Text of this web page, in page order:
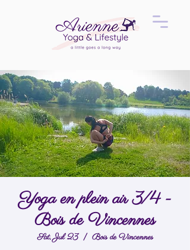
Yoga en plein air 3/4 -
Bois de Vincennes
Sat, Jul 23
  |
Bois de Vincennes